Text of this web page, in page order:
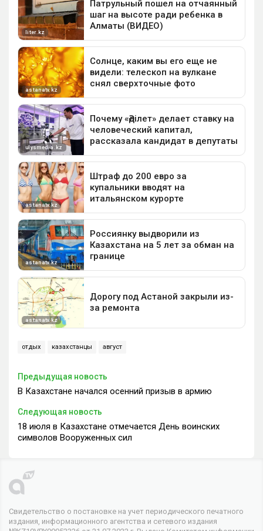
отдых казахстанцы август
Предыдущая новость
В Казахстане начался осенний призыв в армию
Следующая новость
18 июля в Казахстане отмечается День воинских
символов Вооруженных сил
Свидетельство о постановке на учет периодического печатного
издания, информационного агентства и сетевого издания